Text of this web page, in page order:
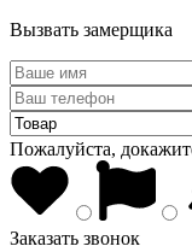
Вызвать замерщика
Пожалуйста,
Заказать звонок